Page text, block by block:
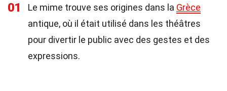
01 Le mime trouve ses origines dans la Grèce
antique, où il était utilisé dans les théâtres
pour divertir le public avec des gestes et des
expressions.